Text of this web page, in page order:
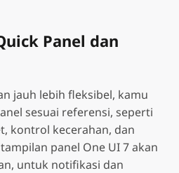
Panel dan
jauh lebih fleksibel, kamu
sesuai referensi, seperti
kontrol kecerahan, dan
panel One UI 7 akan
untuk notifikasi dan